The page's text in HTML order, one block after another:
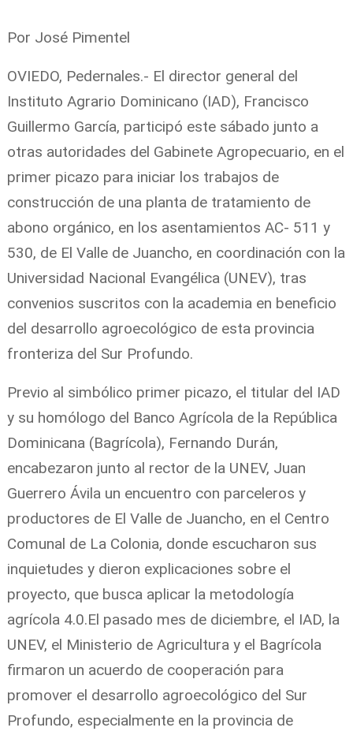
Por José Pimentel
OVIEDO, Pedernales.- El director general del
Instituto Agrario Dominicano (IAD), Francisco
Guillermo García, participó este sábado junto a
otras autoridades del Gabinete Agropecuario, en el
primer picazo para iniciar los trabajos de
construcción de una planta de tratamiento de
abono orgánico, en los asentamientos AC- 511 y
530, de El Valle de Juancho, en coordinación con la
Universidad Nacional Evangélica (UNEV), tras
convenios suscritos con la academia en beneficio
del desarrollo agroecológico de esta provincia
fronteriza del Sur Profundo.
Previo al simbólico primer picazo, el titular del IAD
y su homólogo del Banco Agrícola de la República
Dominicana (Bagrícola), Fernando Durán,
encabezaron junto al rector de la UNEV, Juan
Guerrero Ávila un encuentro con parceleros y
productores de El Valle de Juancho, en el Centro
Comunal de La Colonia, donde escucharon sus
inquietudes y dieron explicaciones sobre el
proyecto, que busca aplicar la metodología
agrícola 4.0.El pasado mes de diciembre, el IAD, la
UNEV, el Ministerio de Agricultura y el Bagrícola
firmaron un acuerdo de cooperación para
promover el desarrollo agroecológico del Sur
Profundo, especialmente en la provincia de